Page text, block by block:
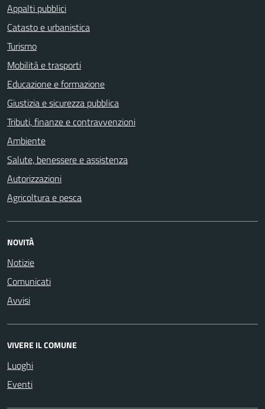
Appalti pubblici
Catasto e urbanistica
Turismo
Mobilità e trasporti
Educazione e formazione
Giustizia e sicurezza pubblica
Tributi, finanze e contravvenzioni
Ambiente
Salute, benessere e assistenza
Autorizzazioni
Agricoltura e pesca
NOVITÀ
Notizie
Comunicati
Avvisi
VIVERE IL COMUNE
Luoghi
Eventi